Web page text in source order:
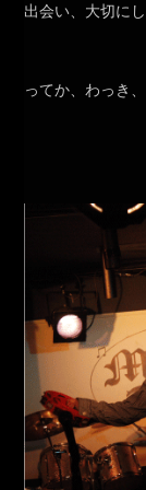
出会い、大切に
ってか、わっき